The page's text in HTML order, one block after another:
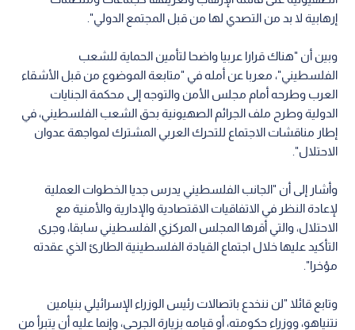
إرهابية لا بد من التصدي لها من قبل المجتمع الدولي".
وبين أن "هناك قرارا عربيا واضحا لتأمين الحماية للشعب
الفلسطيني"، معربا عن أمله في "متابعة الموضوع من قبل الأشقاء
العرب وطرحه أمام مجلس الأمن والتوجه إلى محكمة الجنايات
الدولية وطرح ملف الجرائم الصهيونية بحق الشعب الفلسطيني، في
إطار مناقشات الاجتماع للتحرك العربي المشترك لمواجهة عدوان
الاحتلال".
وأشار إلى أن "الجانب الفلسطيني يدرس جديا الخطوات العملية
لإعادة النظر في الاتفاقيات الاقتصادية والإدارية والأمنية مع
الاحتلال، والتي أقرها المجلس المركزي الفلسطيني سابقا، وجرى
التأكيد عليها خلال اجتماع القيادة الفلسطينية الطارئ الذي عقدته
مؤخرا".
وتابع قائلا "لن ننخدع باتصالات رئيس الوزراء الإسرائيلي بنيامين
نتنياهو، ووزراء حكومته، أو قيامه بزيارة الجرحى، وإنما عليه أن يتبرأ من